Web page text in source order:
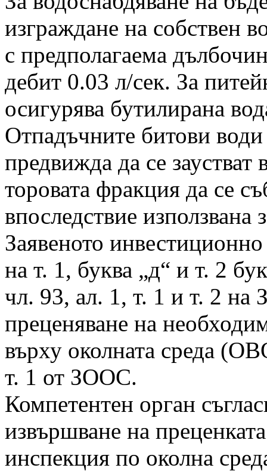
изграждане на собствен
с предполагаема
дебит 0.03 л/сек. За
осигурява бутилирана
Отпадъчните битови
предвижда да се заустват
торовата фракция да се
впоследствие използвана
Заявеното
на т. 1, буква „д“ и т. 2
чл. 93, ал. 1, т. 1 и т. 2
преценяване на
върху околната среда
т. 1 от ЗООС.
Компетентен орган
извършване на
инспекция по околна